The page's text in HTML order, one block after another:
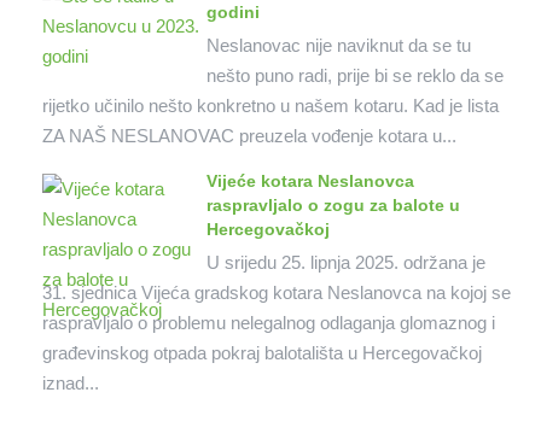
godini
Neslanovac nije naviknut da se tu
nešto puno radi, prije bi se reklo da se
rijetko učinilo nešto konkretno u našem kotaru. Kad je lista
ZA NAŠ NESLANOVAC preuzela vođenje kotara u...
Vijeće kotara Neslanovca
raspravljalo o zogu za balote u
Hercegovačkoj
U srijedu 25. lipnja 2025. održana je
31. sjednica Vijeća gradskog kotara Neslanovca na kojoj se
raspravljalo o problemu nelegalnog odlaganja glomaznog i
građevinskog otpada pokraj balotališta u Hercegovačkoj
iznad...